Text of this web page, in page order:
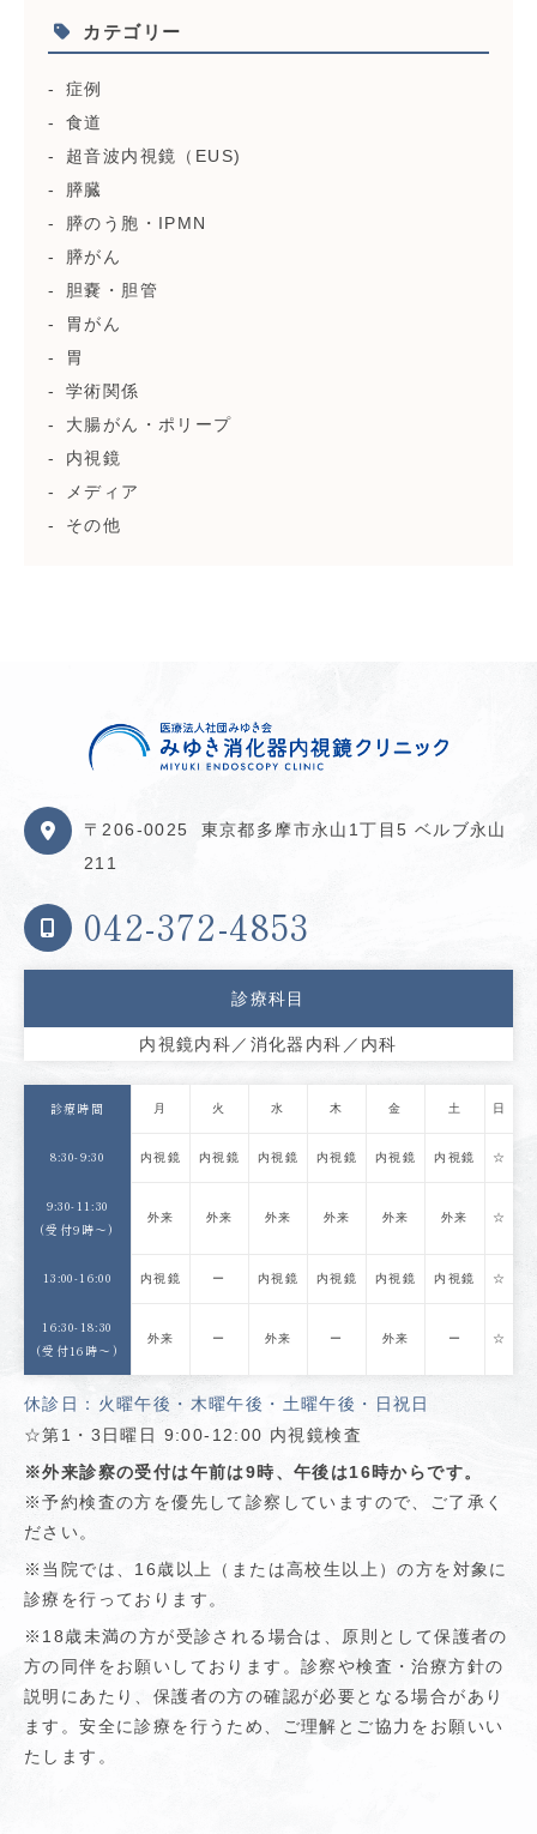
カテゴリー
症例
食道
超音波内視鏡（EUS)
膵臓
膵のう胞・IPMN
膵がん
胆嚢・胆管
胃がん
胃
学術関係
大腸がん・ポリープ
内視鏡
メディア
その他
〒206-0025
東京都多摩市永山1丁目5 ベルブ永山
211
042-372-4853
診療科目
内視鏡内科／消化器内科／内科
診療時間 月 火 水 木 金 土 日
8:30-9:30 内視鏡 内視鏡 内視鏡 内視鏡 内視鏡 内視鏡 ☆
9:30-11:30
(受付9時〜)
外来 外来 外来 外来 外来 外来 ☆
13:00-16:00 内視鏡 ー 内視鏡 内視鏡 内視鏡 内視鏡 ☆
16:30-18:30
(受付16時〜)
外来 ー 外来 ー 外来 ー ☆
休診日：火曜午後・木曜午後・土曜午後・日祝日
☆第1・3日曜日 9:00-12:00 内視鏡検査
※外来診察の受付は午前は9時、午後は16時からです。
※予約検査の方を優先して診察していますので、ご了承く
ださい。
※当院では、16歳以上（または高校生以上）の方を対象に
診療を行っております。
※18歳未満の方が受診される場合は、原則として保護者の
方の同伴をお願いしております。診察や検査・治療方針の
説明にあたり、保護者の方の確認が必要となる場合があり
ます。安全に診療を行うため、ご理解とご協力をお願いい
たします。